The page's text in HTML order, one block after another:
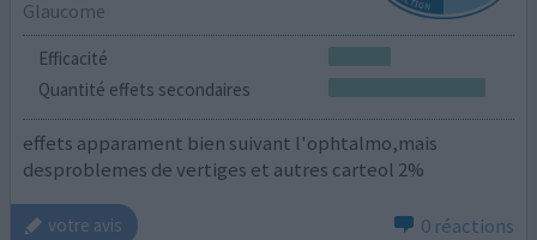
Glaucome
Efficacité
Quantité effets secondaires
effets apparament bien suivant l'ophtalmo,mais
desproblemes de vertiges et autres carteol 2%
votre avis 0 réactions